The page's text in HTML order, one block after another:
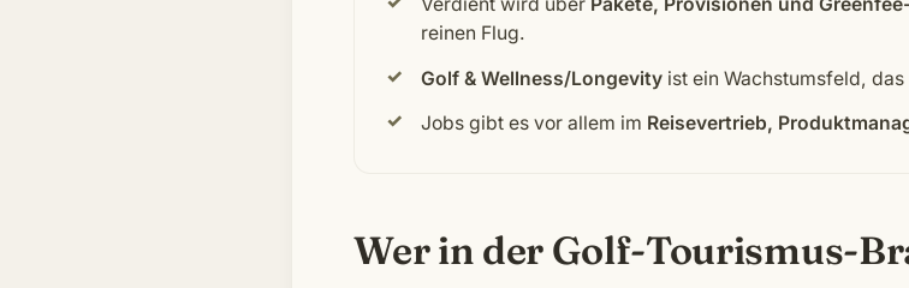
Verdient wird über Pakete, Provisionen und
reinen Flug.
Golf & Wellness/Longevityist ein Wachstumsfeld,
Jobs gibt es vor allem im Reisevertrieb,
Wer in der Golf-Tourismus-